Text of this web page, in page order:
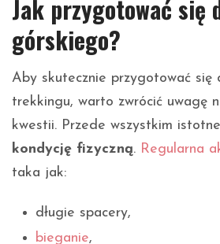
Jak przygotować
górskiego?
Aby skutecznie przygotować się
trekkingu, warto zwrócić uwagę
kwestii. Przede wszystkim
kondycję fizyczną. Regularna
taka jak:
długie spacery,
bieganie,